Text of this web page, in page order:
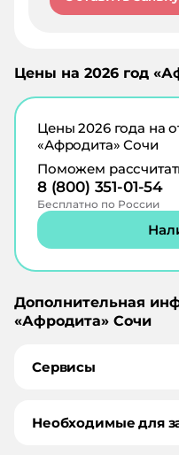
Цены на 2026 год «
Цены2026года на
«Афродита» Сочи
Поможем
8 (800) 351-01-54
Бесплатно по России
Дополнительная
«Афродита» Сочи
Сервисы
Необходимые для